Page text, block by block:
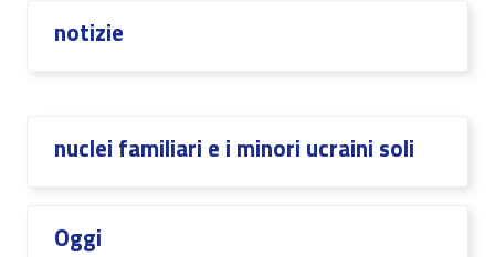
notizie
nuclei familiari e i minori ucraini soli
Oggi